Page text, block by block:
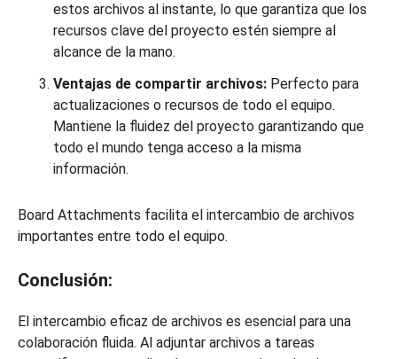
estos archivos al instante, lo que garantiza que los
recursos clave del proyecto estén siempre al
alcance de la mano.
Ventajas de compartir archivos: Perfecto para
actualizaciones o recursos de todo el equipo.
Mantiene la fluidez del proyecto garantizando que
todo el mundo tenga acceso a la misma
información.
Board Attachments facilita el intercambio de archivos
importantes entre todo el equipo.
Conclusión:
El intercambio eficaz de archivos es esencial para una
colaboración fluida. Al adjuntar archivos a tareas